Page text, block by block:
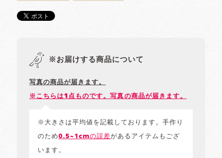
※お届けする商品について
写真の商品が届きます。
※こちらは1点ものです。写真の商品が届きます。
※大きさは平均値を記載しております。手作り
のため0.5~1cmの誤差があるアイテムもござ
います。